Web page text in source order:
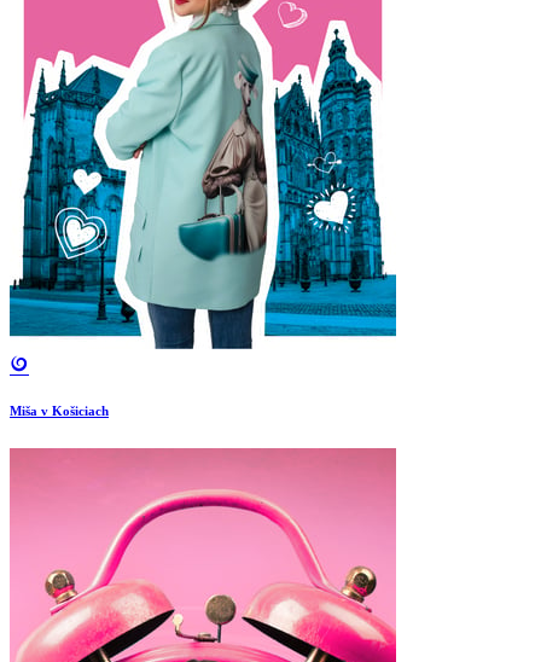
Miša v Košiciach